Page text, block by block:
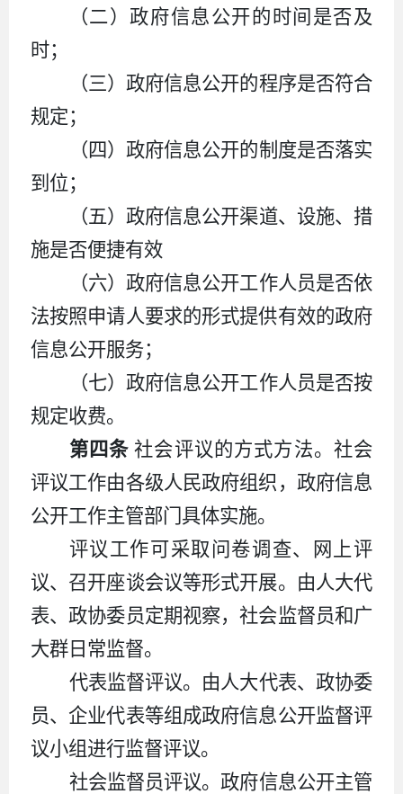
（二）政府信息公开的时间是否及
时；
（三）政府信息公开的程序是否符合
规定；
（四）政府信息公开的制度是否落实
到位；
（五）政府信息公开渠道、设施、措
施是否便捷有效
（六）政府信息公开工作人员是否依
法按照申请人要求的形式提供有效的政府
信息公开服务；
（七）政府信息公开工作人员是否按
规定收费。
第四条 社会评议的方式方法。社会
评议工作由各级人民政府组织，政府信息
公开工作主管部门具体实施。
评议工作可采取问卷调查、网上评
议、召开座谈会议等形式开展。由人大代
表、政协委员定期视察，社会监督员和广
大群日常监督。
代表监督评议。由人大代表、政协委
员、企业代表等组成政府信息公开监督评
议小组进行监督评议。
社会监督员评议。政府信息公开主管